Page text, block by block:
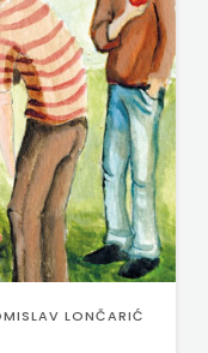
LONČARIĆ